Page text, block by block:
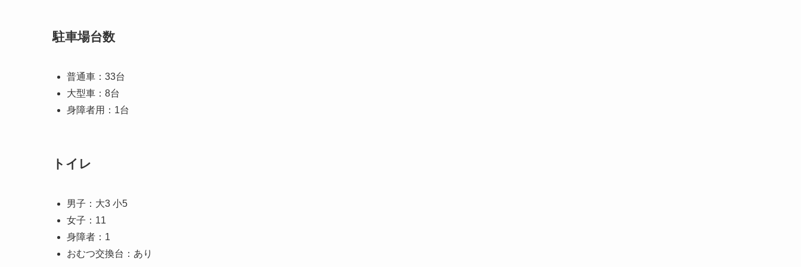
駐車場台数
普通車：33台
大型車：8台
身障者用：1台
トイレ
男子：大3 小5
女子：11
身障者：1
おむつ交換台：あり